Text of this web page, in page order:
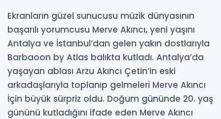
Ekranların güzel sunucusu müzik dünyasının
başarılı yorumcusu Merve Akıncı, yeni yaşını
Antalya ve İstanbul’dan gelen yakın dostlarıyla
Barbaoon by Atlas balıkta kutladı. Antalya’da
yaşayan ablası Arzu Akıncı Çetin’in eski
arkadaşlarıyla toplanıp gelmeleri Merve Akıncı
İçin büyük sürpriz oldu. Doğum gününde 20. yaş
gününü kutladığını ifade eden Merve Akıncı